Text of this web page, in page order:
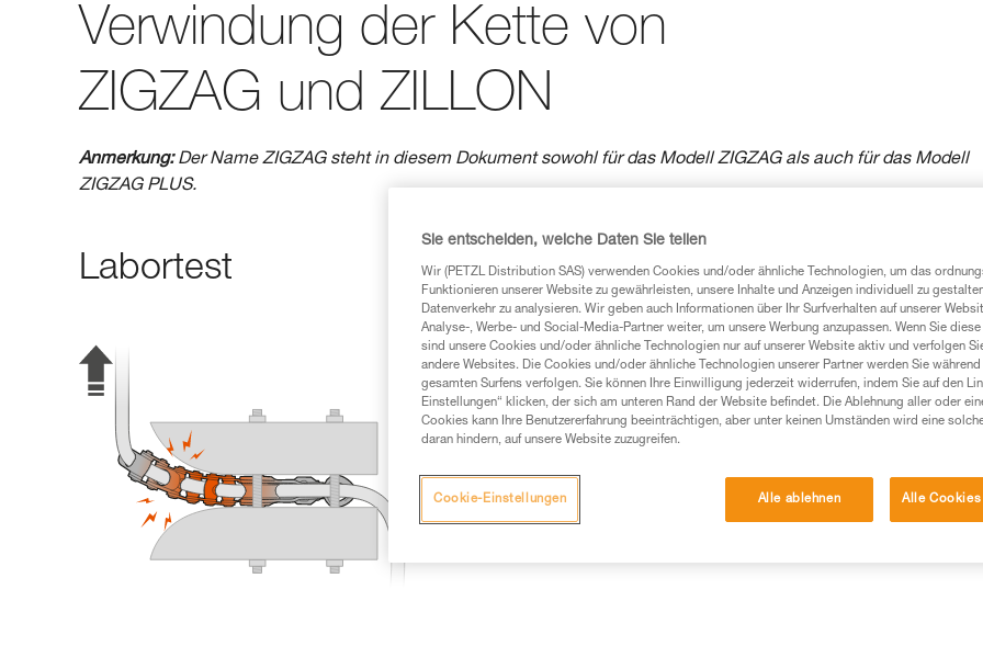
Verwindung der Kette von
ZIGZAG und ZILLON
Anmerkung:Der Name ZIGZAG steht in diesem Dokument sowohl für das Modell ZIGZAG als auch für das Modell
ZIGZAG PLUS.
Labortest
Sie entscheiden, welche Daten Sie teilen
Wir (PETZL Distribution SAS) verwenden Cookies und/oder ähnliche Technologien, um das
Funktionieren unserer Website zu gewährleisten, unsere Inhalte und Anzeigen individuell zu
Datenverkehr zu analysieren. Wir geben auch Informationen über Ihr Surfverhalten auf unserer
Analyse-, Werbe- und Social-Media-Partner weiter, um unsere Werbung anzupassen. Wenn Sie
sind unsere Cookies und/oder ähnliche Technologien nur auf unserer Website aktiv und verfolgen
andere Websites. Die Cookies und/oder ähnliche Technologien unserer Partner werden Sie während
gesamten Surfens verfolgen. Sie können Ihre Einwilligung jederzeit widerrufen, indem Sie auf den
Einstellungen“ klicken, der sich am unteren Rand der Website befindet. Die Ablehnung aller oder
Cookies kann Ihre Benutzererfahrung beeinträchtigen, aber unter keinen Umständen wird eine
daran hindern, auf unsere Website zuzugreifen.
Alle ablehnen Alle
Cookie-Einstellungen